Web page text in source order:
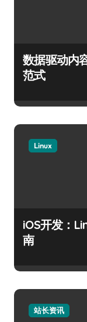
数据驱动内
范式
Linux
iOS开发：
南
站长资讯